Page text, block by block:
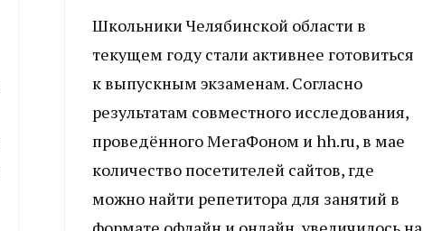
Школьники Челябинской области в
текущем году стали активнее готовиться
к выпускным экзаменам. Согласно
результатам совместного исследования,
проведённого МегаФоном и hh.ru, в мае
количество посетителей сайтов, где
можно найти репетитора для занятий в